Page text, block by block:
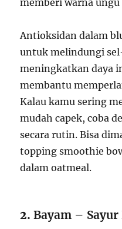
Antioksidan dalam
untuk melindungi
meningkatkan daya
membantu
Kalau kamu sering
mudah capek, coba
secara rutin. Bisa
topping smoothie
dalam oatmeal.
2.Bayam – Sayur